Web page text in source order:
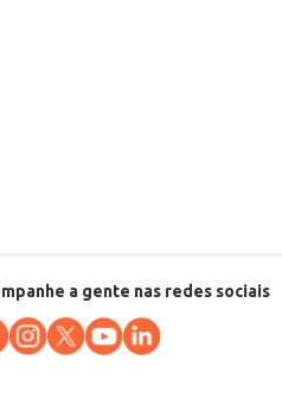
a gente nas redes sociais